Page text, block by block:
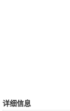
详细信息